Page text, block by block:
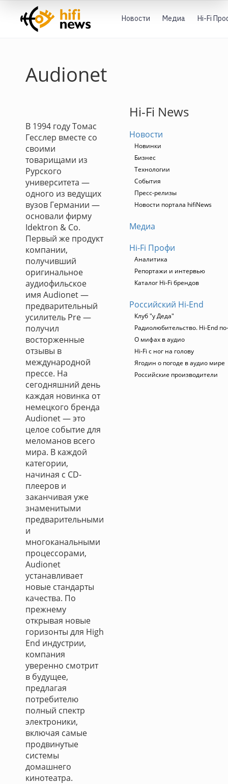
Новости Медиа Hi-Fi
Audionet
В 1994 году Томас
Гесслер вместе со
своими
товарищами из
Рурского
университета —
одного из ведущих
вузов Германии —
основали фирму
Idektron & Co.
Первый же продукт
компании,
получивший
оригинальное
аудиофильское
имя Audionet —
предварительный
усилитель Pre —
получил
восторженные
отзывы в
международной
прессе. На
сегодняшний день
каждая новинка от
немецкого бренда
Audionet — это
целое событие для
меломанов всего
мира. В каждой
категории,
начиная с CD-
плееров и
заканчивая уже
знаменитыми
предварительными
и
многоканальными
процессорами,
Audionet
устанавливает
новые стандарты
качества. По
прежнему
открывая новые
горизонты для High
End индустрии,
компания
уверенно смотрит
в будущее,
предлагая
потребителю
полный спектр
электроники,
включая самые
продвинутые
системы
домашнего
кинотеатра.
Hi-Fi News
Новости
Новинки
Бизнес
Технологии
События
Пресс-релизы
Новости портала hifiNews
Медиа
Hi-Fi Профи
Аналитика
Репортажи и интервью
Каталог Hi-Fi брендов
Российский Hi-End
Клуб "у Деда"
Радиолюбительство. Hi-End
О мифах в аудио
Hi-Fi с ног на голову
Ягодин о погоде в аудио мире
Российские производители